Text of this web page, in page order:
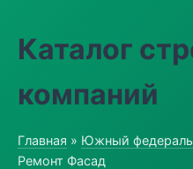
Каталог
компаний
Главная » Южный
Ремонт Фасад